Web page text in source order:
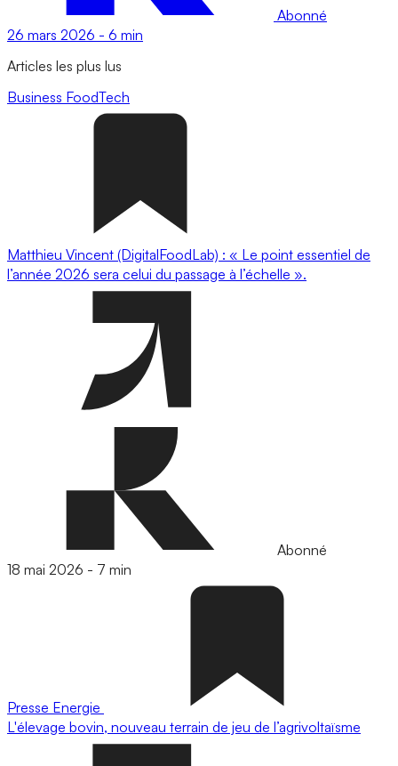
Abonné
26 mars 2026 - 6 min
Articles les plus lus
Business FoodTech
Matthieu Vincent (DigitalFoodLab) : « Le point essentiel de
l’année 2026 sera celui du passage à l’échelle ».
Abonné
18 mai 2026 - 7 min
Presse Energie
L'élevage bovin, nouveau terrain de jeu de l’agrivoltaïsme